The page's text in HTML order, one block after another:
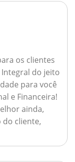
os clientes
Integral do jeito
para você
e Financeira!
ainda,
do cliente,